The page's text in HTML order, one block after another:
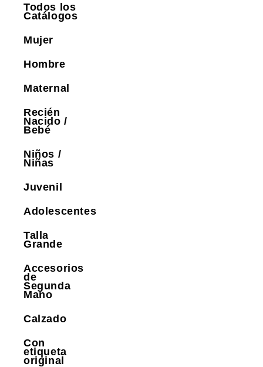
Todos los
Catálogos
Mujer
Hombre
Maternal
Recién
Nacido /
Bebé
Niños /
Niñas
Juvenil
Adolescentes
Talla
Grande
Accesorios
de
Segunda
Mano
Calzado
Con
etiqueta
original